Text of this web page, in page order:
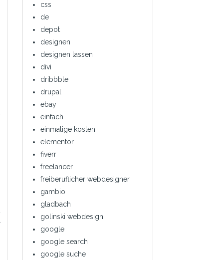
css
de
depot
designen
designen lassen
divi
dribbble
drupal
ebay
einfach
einmalige kosten
elementor
fiverr
freelancer
freiberuflicher webdesigner
gambio
gladbach
golinski webdesign
google
google search
google suche